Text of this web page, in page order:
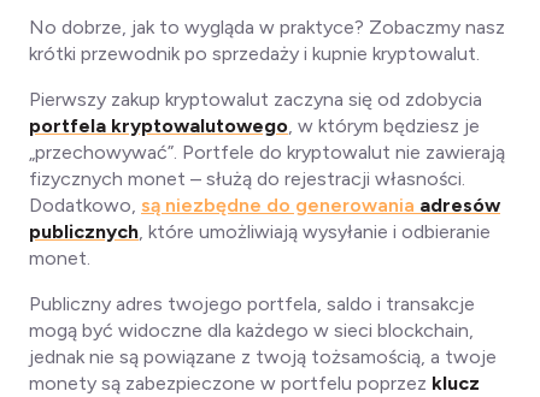
No dobrze, jak to wygląda w praktyce? Zobaczmy nasz
krótki przewodnik po sprzedaży i kupnie kryptowalut.
Pierwszy zakup kryptowalut zaczyna się od zdobycia
portfela kryptowalutowego, w którym będziesz je
„przechowywać”. Portfele do kryptowalut nie zawierają
fizycznych monet – służą do rejestracji własności.
Dodatkowo, są niezbędne do generowania adresów
publicznych, które umożliwiają wysyłanie i odbieranie
monet.
Publiczny adres twojego portfela, saldo i transakcje
mogą być widoczne dla każdego w sieci blockchain,
jednak nie są powiązane z twoją tożsamością, a twoje
monety są zabezpieczone w portfelu poprzez klucz